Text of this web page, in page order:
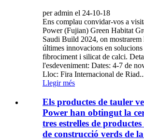
per admin el 24-10-18
Ens complau convidar-vos a
Power (Fujian) Green Habitat
Saudi Build 2024, on mostrarem
últimes innovacions en solucions
fibrociment i silicat de calci.
l'esdeveniment: Dates: 4-7 de
Lloc: Fira Internacional de
Llegir més
Els productes de tauler
Power han obtingut la
tres estrelles de
de construcció verds de